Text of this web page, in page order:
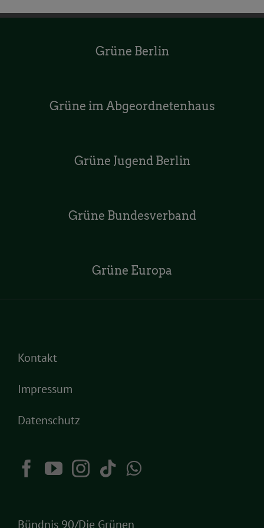
Grüne Berlin
Grüne im Abgeordnetenhaus
Grüne Jugend Berlin
Grüne Bundesverband
Grüne Europa
Kontakt
Impressum
Datenschutz
Bündnis 90/Die Grünen